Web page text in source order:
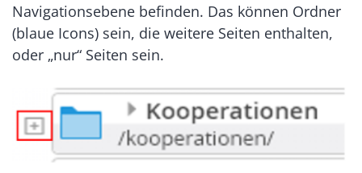
Navigationsebene befinden. Das können Ordner
(blaue Icons) sein, die weitere Seiten enthalten,
oder „nur“ Seiten sein.